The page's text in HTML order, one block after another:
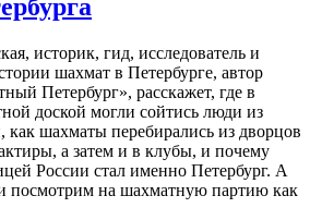
историк, гид, исследователь и
шахмат в Петербурге, автор
Петербург», расскажет, где в
доской могли сойтись люди из
как шахматы перебирались из дворцов
а затем и в клубы, и почему
России стал именно Петербург. А
посмотрим на шахматную партию как